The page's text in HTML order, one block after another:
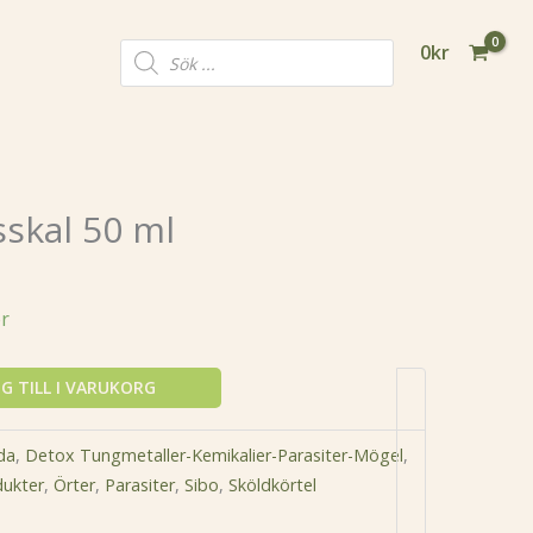
Products
search
0kr
50 ml
TILL I VARUKORG
, Detox Tungmetaller-Kemikalier-Parasiter-Mögel,
, Örter, Parasiter, Sibo, Sköldkörtel